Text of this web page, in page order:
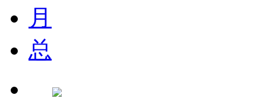
月
总